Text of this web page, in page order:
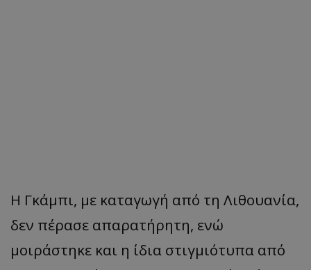
Η Γκάμπι, με καταγωγή από τη Λιθουανία,
δεν πέρασε απαρατήρητη, ενώ
μοιράστηκε και η ίδια στιγμιότυπα από